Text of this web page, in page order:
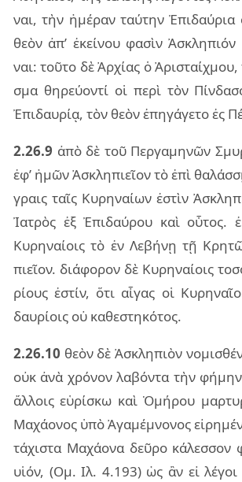
ναι, τὴν ἡμέ­ραν ταύ­την Ἐπι­δαύ­ρια
θεὸν ἀπ’ ἐκεί­νου φα­σὶν
ναι: τοῦ­το δὲ Ἀρχί­ας ὁ
σμα θη­ρεύ­ον­τί οἱ περὶ τὸν
Ἐπι­δαυ­ρίᾳ, τὸν θεὸν ἐπη­γά­γε­το ἐς
2.26.9 ἀπὸ δὲ τοῦ Περ­γα­μη­νῶν
ἐφ’ ἡμῶν Ἀσκλη­πιεῖ­ον τὸ ἐπὶ
γραις ταῖς Κυρη­ναί­ων ἐστὶν
Ἰατρὸς ἐξ Ἐπι­δαύ­ρου καὶ οὗ­τος.
Κυρη­ναί­οις τὸ ἐν Λεβή­νῃ τῇ
πιεῖ­ον. διά­φο­ρον δὲ Κυρη­ναί­οις
ρί­ους ἐστίν, ὅτι αἶ­γας οἱ
δαυ­ρί­οις οὐ κα­θε­στη­κό­τος.
2.26.10 θεὸν δὲ Ἀσκλη­πιὸν
οὐκ ἀνὰ χρό­νον λα­βόν­τα τὴν φή­μην
ἄλ­λοις εὑ­ρί­σκω καὶ Ὁμή­ρου
Μαχά­ο­νος ὑπὸ Ἀγα­μέ­μνο­νος
τά­χι­στα Μαχά­ο­να δεῦ­ρο κά­λεσ­σον
υἱόν, (Ομ. Ιλ. 4.193) ὡς ἂν εἰ